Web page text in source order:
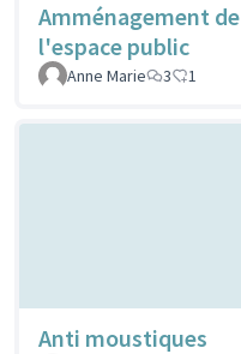
Amménagement de
l'espace public
Anne Marie
3 1
Anti moustiques